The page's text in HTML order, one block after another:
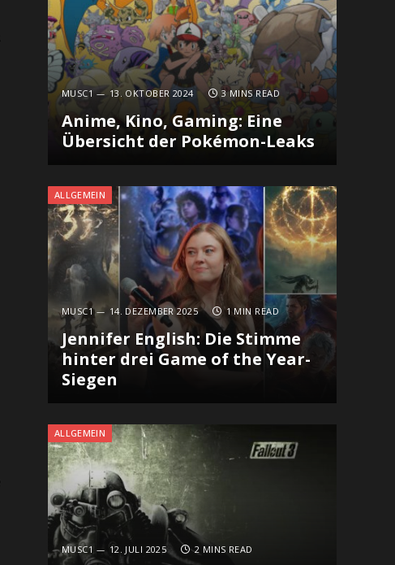
MUSC1 13. OKTOBER 2024 3 MINS READ
Anime, Kino, Gaming: Eine
Übersicht der Pokémon-Leaks
ALLGEMEIN
MUSC1 14. DEZEMBER 2025 1 MIN READ
Jennifer English: Die Stimme
hinter drei Game of the Year-
Siegen
ALLGEMEIN
MUSC1 12. JULI 2025 2 MINS READ